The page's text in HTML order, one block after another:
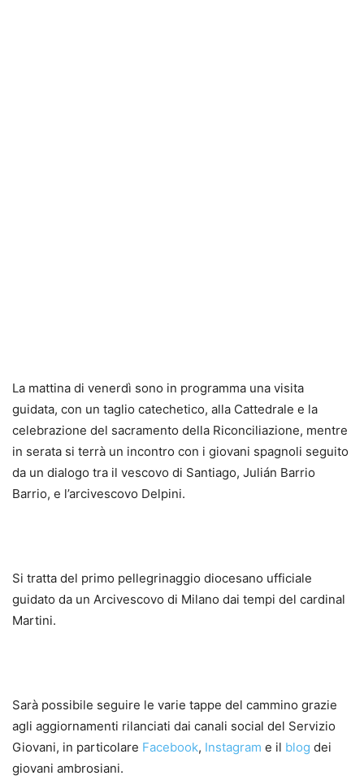
La mattina di venerdì sono in programma una visita
guidata, con un taglio catechetico, alla Cattedrale e la
celebrazione del sacramento della Riconciliazione, mentre
in serata si terrà un incontro con i giovani spagnoli seguito
da un dialogo tra il vescovo di Santiago, Julián Barrio
Barrio, e l’arcivescovo Delpini.
Si tratta del primo pellegrinaggio diocesano ufficiale
guidato da un Arcivescovo di Milano dai tempi del cardinal
Martini.
Sarà possibile seguire le varie tappe del cammino grazie
agli aggiornamenti rilanciati dai canali social del Servizio
Giovani, in particolare Facebook, Instagram e il blog dei
giovani ambrosiani.